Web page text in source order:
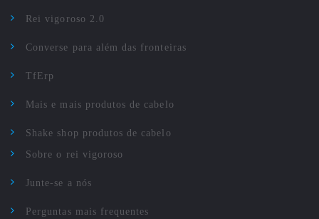
Rei vigoroso 2.0
Converse para além das fronteiras
TfErp
Mais e mais produtos de cabelo
Shake shop produtos de cabelo
Sobre o rei vigoroso
Junte-se a nós
Perguntas mais frequentes